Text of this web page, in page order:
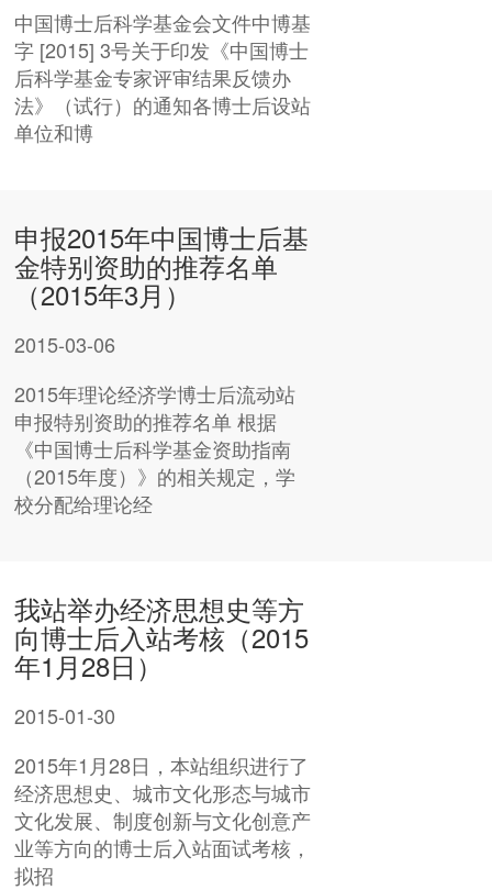
中国博士后科学基金会文件中博基
字 [2015] 3号关于印发《中国博士
后科学基金专家评审结果反馈办
法》（试行）的通知各博士后设站
单位和博
申报2015年中国博士后基
金特别资助的推荐名单
（2015年3月）
2015-03-06
2015年理论经济学博士后流动站
申报特别资助的推荐名单 根据
《中国博士后科学基金资助指南
（2015年度）》的相关规定，学
校分配给理论经
我站举办经济思想史等方
向博士后入站考核（2015
年1月28日）
2015-01-30
2015年1月28日，本站组织进行了
经济思想史、城市文化形态与城市
文化发展、制度创新与文化创意产
业等方向的博士后入站面试考核，
拟招